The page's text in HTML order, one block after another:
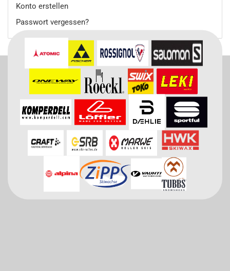
Konto erstellen
Passwort vergessen?